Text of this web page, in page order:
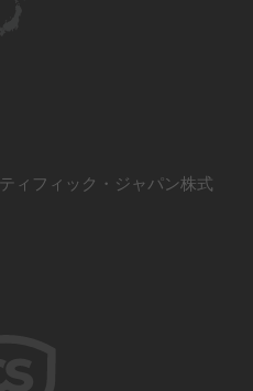
ィフィック・ジャパン株式